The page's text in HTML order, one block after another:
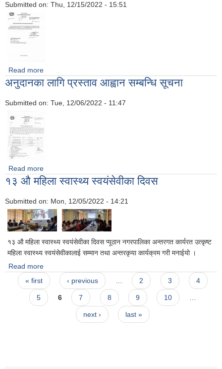
Submitted on: Thu, 12/15/2022 - 15:51
Read more
अनुदानका लागि प्रस्ताव आह्वान सम्बन्धि सूचना
Submitted on: Tue, 12/06/2022 - 11:47
Read more
१३ औ महिला स्वास्थ्य स्वयंसेवीका दिवस
Submitted on: Mon, 12/05/2022 - 14:21
१३ औ महिला स्वास्थ्य स्वयंसेवीका दिवस प्यूठान नगरपालिका अन्तरगत कार्यरत उत्कृष्ट
महिला स्वास्थ्य स्वयंसेवीकालाई सम्मान तथा अन्तरकृया कार्यक्रम गरी मनाईयो ।
Read more
Pages
« first ‹ previous … 2 3 4
5 6 7 8 9 10 …
next › last »